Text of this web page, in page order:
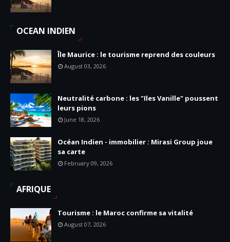
OCEAN INDIEN
Île Maurice : le tourisme reprend des couleurs
August 03, 2026
Neutralité carbone : les "Iles Vanille" poussent
leurs pions
June 18, 2026
Océan Indien - immobilier : Mirasi Group joue
sa carte
February 09, 2026
AFRIQUE
Tourisme : le Maroc confirme sa vitalité
August 07, 2026